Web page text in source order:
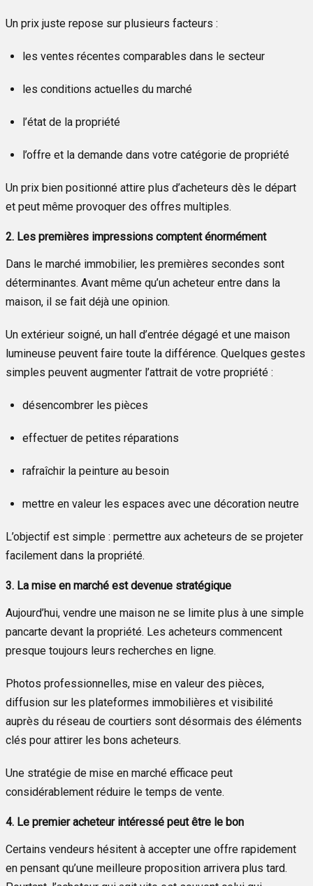
Un prix juste repose sur plusieurs facteurs :
les ventes récentes comparables dans le secteur
les conditions actuelles du marché
l’état de la propriété
l’offre et la demande dans votre catégorie de propriété
Un prix bien positionné attire plus d’acheteurs dès le départ
et peut même provoquer des offres multiples.
2. Les premières impressions comptent énormément
Dans le marché immobilier, les premières secondes sont
déterminantes. Avant même qu’un acheteur entre dans la
maison, il se fait déjà une opinion.
Un extérieur soigné, un hall d’entrée dégagé et une maison
lumineuse peuvent faire toute la différence. Quelques gestes
simples peuvent augmenter l’attrait de votre propriété :
désencombrer les pièces
effectuer de petites réparations
rafraîchir la peinture au besoin
mettre en valeur les espaces avec une décoration neutre
L’objectif est simple : permettre aux acheteurs de se projeter
facilement dans la propriété.
3. La mise en marché est devenue stratégique
Aujourd’hui, vendre une maison ne se limite plus à une simple
pancarte devant la propriété. Les acheteurs commencent
presque toujours leurs recherches en ligne.
Photos professionnelles, mise en valeur des pièces,
diffusion sur les plateformes immobilières et visibilité
auprès du réseau de courtiers sont désormais des éléments
clés pour attirer les bons acheteurs.
Une stratégie de mise en marché efficace peut
considérablement réduire le temps de vente.
4. Le premier acheteur intéressé peut être le bon
Certains vendeurs hésitent à accepter une offre rapidement
en pensant qu’une meilleure proposition arrivera plus tard.